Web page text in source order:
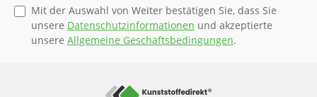
Mit der Auswahl von Weiter bestätigen Sie, dass Sie
unsere Datenschutzinformationen und akzeptierte
unsere Allgemeine Geschäftsbedingungen.